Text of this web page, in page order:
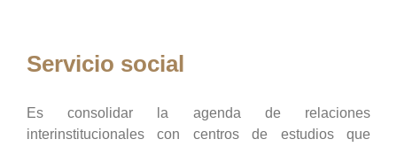
Servicio social
Es consolidar la agenda de relaciones
interinstitucionales con centros de estudios que